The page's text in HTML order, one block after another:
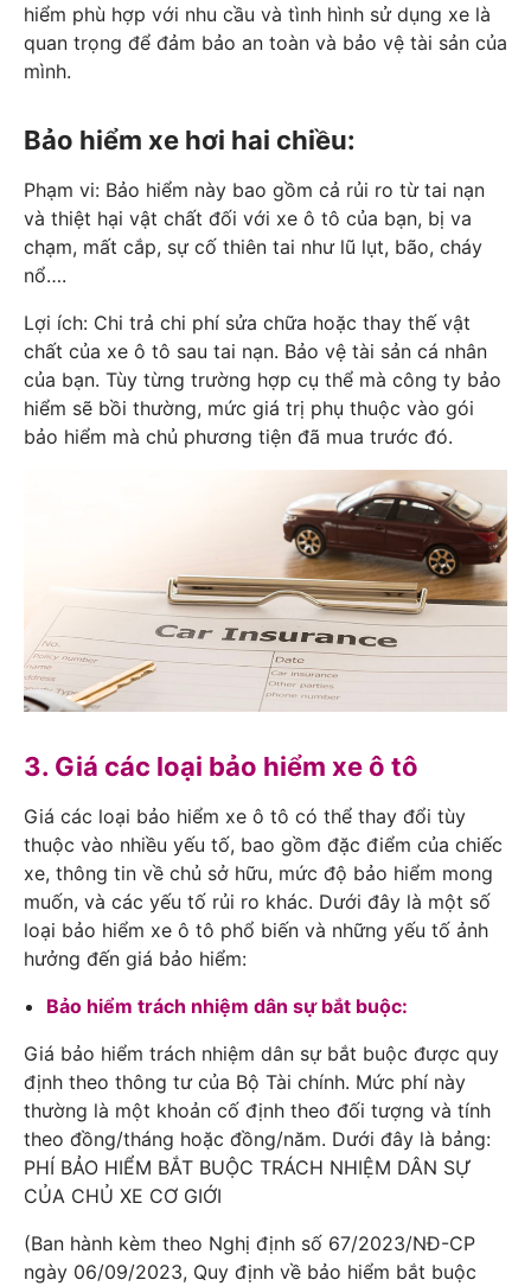
hiểm phù hợp với nhu cầu và tình hình sử dụng xe là
quan trọng để đảm bảo an toàn và bảo vệ tài sản của
mình.
Bảo hiểm xe hơi hai chiều:
Phạm vi: Bảo hiểm này bao gồm cả rủi ro từ tai nạn
và thiệt hại vật chất đối với xe ô tô của bạn, bị va
chạm, mất cắp, sự cố thiên tai như lũ lụt, bão, cháy
nổ….
Lợi ích: Chi trả chi phí sửa chữa hoặc thay thế vật
chất của xe ô tô sau tai nạn. Bảo vệ tài sản cá nhân
của bạn. Tùy từng trường hợp cụ thể mà công ty bảo
hiểm sẽ bồi thường, mức giá trị phụ thuộc vào gói
bảo hiểm mà chủ phương tiện đã mua trước đó.
3. Giá các loại bảo hiểm xe ô tô
Giá các loại bảo hiểm xe ô tô có thể thay đổi tùy
thuộc vào nhiều yếu tố, bao gồm đặc điểm của chiếc
xe, thông tin về chủ sở hữu, mức độ bảo hiểm mong
muốn, và các yếu tố rủi ro khác. Dưới đây là một số
loại bảo hiểm xe ô tô phổ biến và những yếu tố ảnh
hưởng đến giá bảo hiểm:
Bảo hiểm trách nhiệm dân sự bắt buộc:
Giá bảo hiểm trách nhiệm dân sự bắt buộc được quy
định theo thông tư của Bộ Tài chính. Mức phí này
thường là một khoản cố định theo đối tượng và tính
theo đồng/tháng hoặc đồng/năm. Dưới đây là bảng:
PHÍ BẢO HIỂM BẮT BUỘC TRÁCH NHIỆM DÂN SỰ
CỦA CHỦ XE CƠ GIỚI
(Ban hành kèm theo Nghị định số 67/2023/NĐ-CP
ngày 06/09/2023, Quy định về bảo hiểm bắt buộc